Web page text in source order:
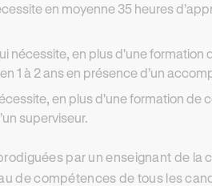
en moyenne 35 heures
nécessite, en plus d'une formation
1 à 2 ans en présence d’un
en plus d'une formation de
superviseur.
par un enseignant de la
de compétences de tous les